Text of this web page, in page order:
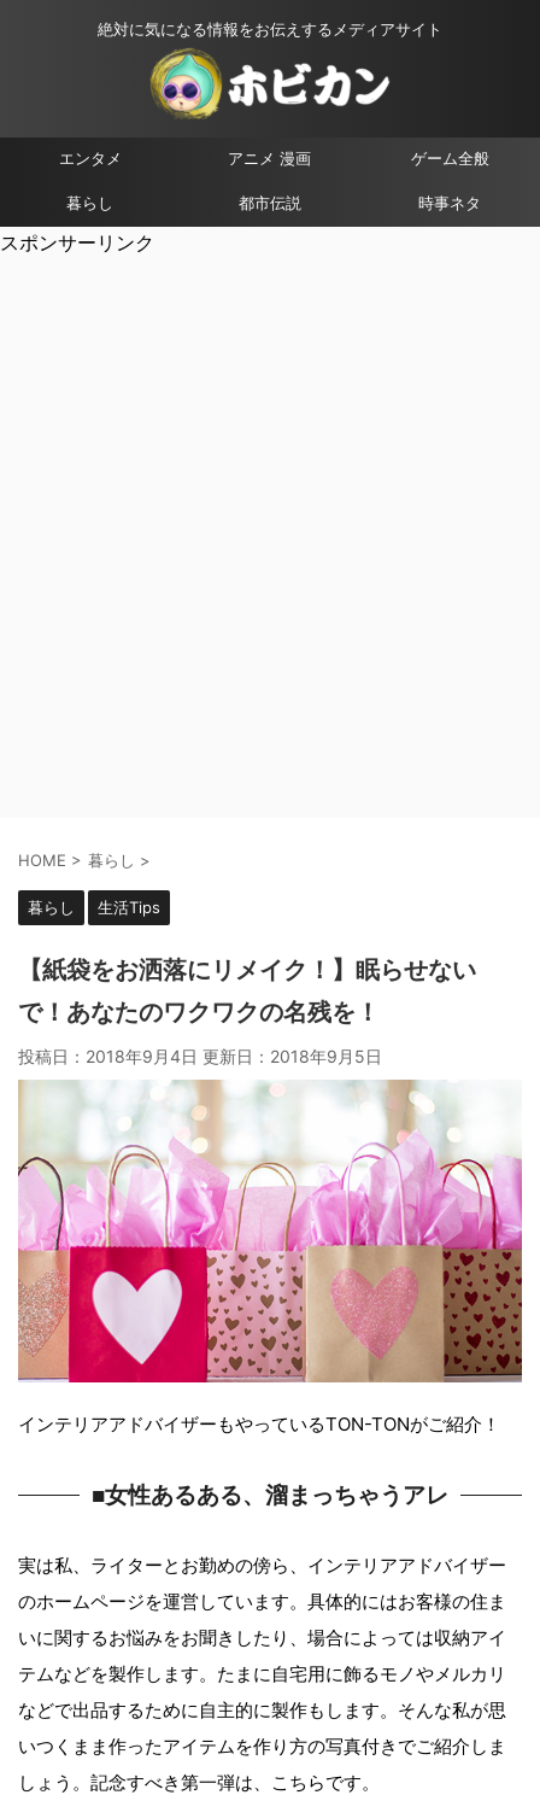
絶対に気になる情報をお伝えするメディアサイト
エンタメ アニメ 漫画 ゲーム全般
暮らし 都市伝説 時事ネタ
スポンサーリンク
HOME > 暮らし >
暮らし 生活Tips
【紙袋をお洒落にリメイク！】眠らせない
で！あなたのワクワクの名残を！
投稿日：2018年9月4日 更新日： 2018年9月5日
インテリアアドバイザーもやっているTON-TONがご紹介！
■女性あるある、溜まっちゃうアレ
実は私、ライターとお勤めの傍ら、インテリアアドバイザー
のホームページを運営しています。具体的にはお客様の住ま
いに関するお悩みをお聞きしたり、場合によっては収納アイ
テムなどを製作します。たまに自宅用に飾るモノやメルカリ
などで出品するために自主的に製作もします。そんな私が思
いつくまま作ったアイテムを作り方の写真付きでご紹介しま
しょう。記念すべき第一弾は、こちらです。